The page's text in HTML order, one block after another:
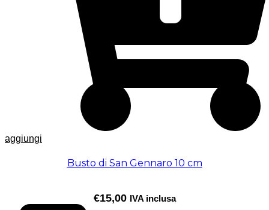
aggiungi
Busto di San Gennaro 10 cm
€15,00 IVA inclusa